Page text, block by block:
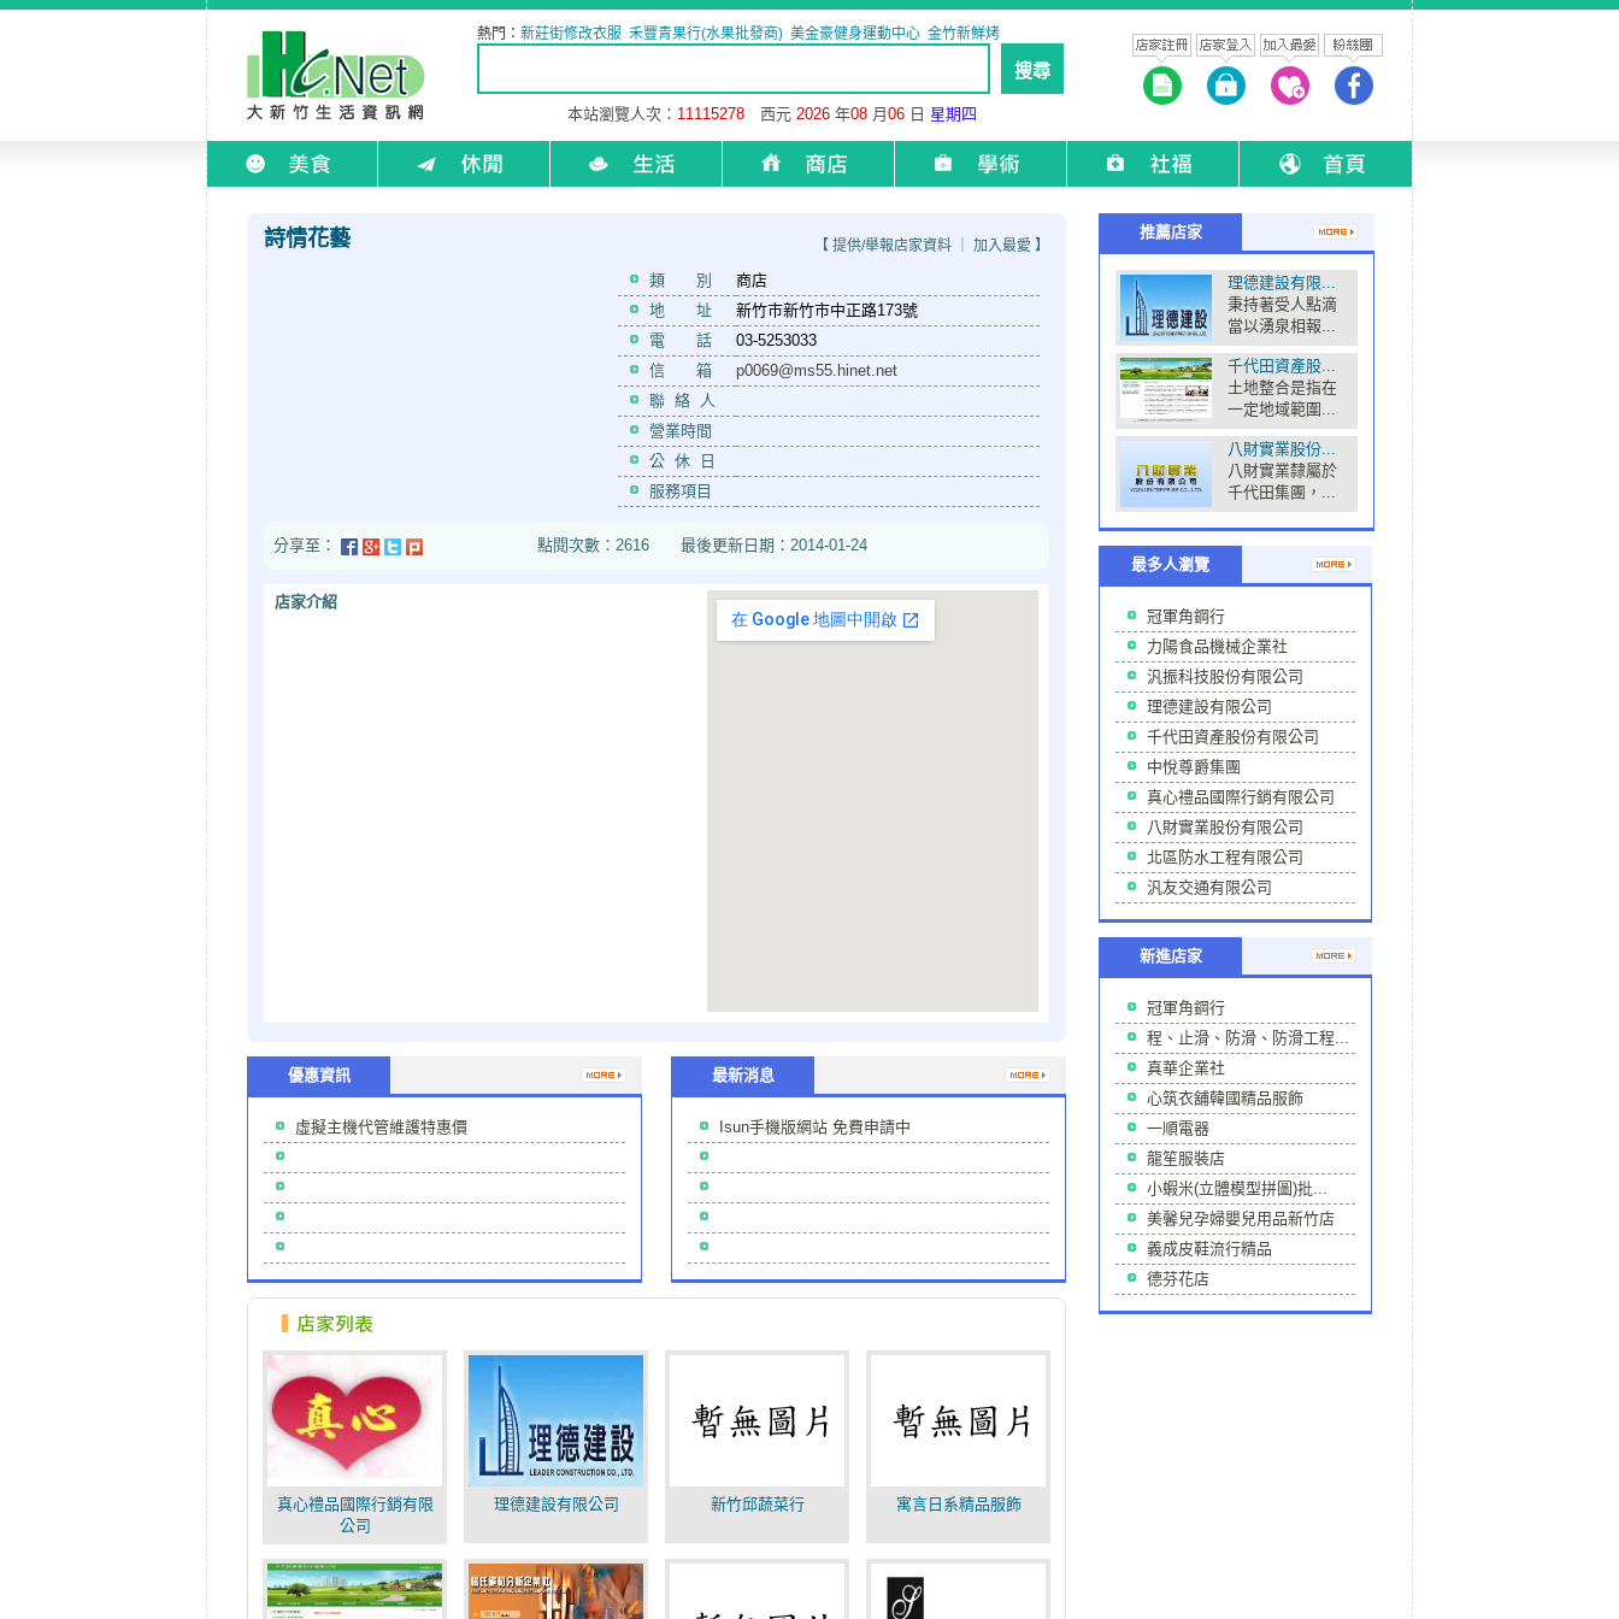
熱門： 新莊街修改衣服 禾豐青果行(水果批發商) 美金豪健身運動中心 金竹新鮮烤
本站瀏覽人次： 11115278西元 2026 年08 月 06 日 星期四
詩情花藝 【 提供/舉報店家資料 加入最愛 】
類 別
商店
地 址
新竹市新竹市中正路173號
電 話
03-5253033
信 箱
p0069@ms55.hinet.net
聯 絡 人
營業時間
公 休 日
服務項目
分享至： 點閱次數：2616 最後更新日期：2014-01-24
店家介紹
優惠資訊
虛擬主機代管維護特惠價
最新消息
Isun手機版網站 免費申請中
真心禮品國際行銷有限
公司
理德建設有限公司 新竹邱蔬菜行 寓言日系精品服飾
推薦店家
理德建設有限...
秉持著受人點滴
當以湧泉相報...
千代田資產股...
土地整合是指在
一定地域範圍...
八財實業股份...
八財實業隸屬於
千代田集團，...
最多人瀏覽
冠軍角鋼行
力陽食品機械企業社
汎振科技股份有限公司
理德建設有限公司
千代田資產股份有限公司
中悅尊爵集團
真心禮品國際行銷有限公司
八財實業股份有限公司
北區防水工程有限公司
汎友交通有限公司
新進店家
冠軍角鋼行
程、止滑、防滑、防滑工程...
真華企業社
心筑衣舖韓國精品服飾
一順電器
龍笙服裝店
小蝦米(立體模型拼圖)批...
美馨兒孕婦嬰兒用品新竹店
義成皮鞋流行精品
德芬花店